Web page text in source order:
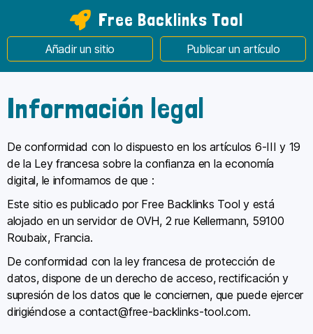
Free Backlinks Tool
Añadir un sitio Publicar un artículo
Información legal
De conformidad con lo dispuesto en los artículos 6-III y 19
de la Ley francesa sobre la confianza en la economía
digital, le informamos de que :
Este sitio es publicado por Free Backlinks Tool y está
alojado en un servidor de OVH, 2 rue Kellermann, 59100
Roubaix, Francia.
De conformidad con la ley francesa de protección de
datos, dispone de un derecho de acceso, rectificación y
supresión de los datos que le conciernen, que puede ejercer
dirigiéndose a contact@free-backlinks-tool.com.